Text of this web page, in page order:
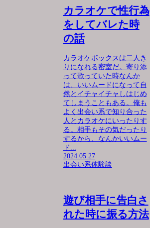
カラオケで性行為
をしてバレた時
の話
カラオケボックスは二人き
りになれる密室だ。寄り添
って歌っていた時なんか
は、いいムードになって自
然とイチャイチャしはじめ
てしまうこともある。俺も
よく出会い系で知り合った
人とカラオケにいったりす
る。相手もその気だったり
するから、なんかいいムー
ド...
2024.05.27
出会い系体験談
遊び相手に告白さ
れた時に振る方法